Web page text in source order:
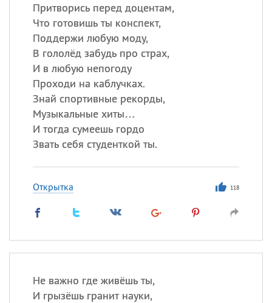
Притворись перед доцентам,
Что готовишь ты конспект,
Поддержи любую моду,
В гололёд забудь про страх,
И в любую непогоду
Проходи на каблучках.
Знай спортивные рекорды,
Музыкальные хиты…
И тогда сумеешь гордо
Звать себя студенткой ты.
Открытка 118
Не важно где живёшь ты,
И грызёшь гранит науки,